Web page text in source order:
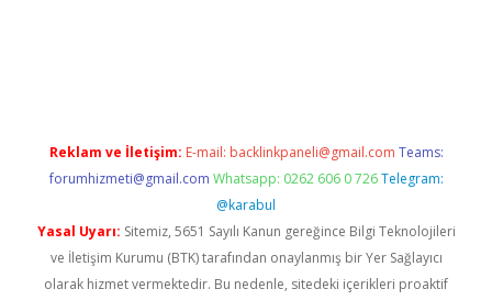
Reklam ve İletişim: E-mail: backlinkpaneli@gmail.com Teams:
forumhizmeti@gmail.com Whatsapp: 0262 606 0 726 Telegram:
@karabul
Yasal Uyarı: Sitemiz, 5651 Sayılı Kanun gereğince Bilgi Teknolojileri
ve İletişim Kurumu (BTK) tarafından onaylanmış bir Yer Sağlayıcı
olarak hizmet vermektedir. Bu nedenle, sitedeki içerikleri proaktif